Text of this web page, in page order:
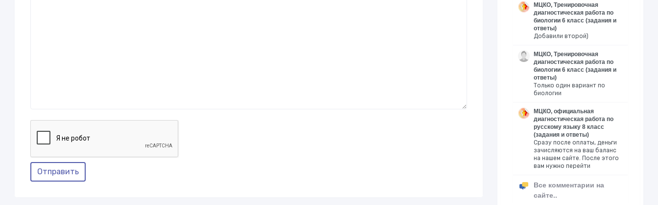
Отправить
МЦКО, Тренировочная
диагностическая работа по
биологии 6 класс (задания и
ответы)
Добавили второй)
МЦКО, Тренировочная
диагностическая работа по
биологии 6 класс (задания и
ответы)
Только один вариант по
биологии
МЦКО, официальная
диагностическая работа по
русскому языку 8 класс
(задания и ответы)
Сразу после оплаты, деньги
зачисляются на ваш баланс
на нашем сайте. После этого
вам нужно перейти
Все комментарии на
сайте..